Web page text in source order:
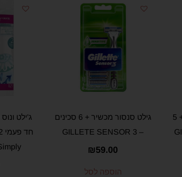
גילט מאך 3 להבים מכשיר + 5
גילט סנסור מכשיר + 6 סכינים
– GILLETE SENSOR 3
₪59.00
הוספה לסל
ג'ילט